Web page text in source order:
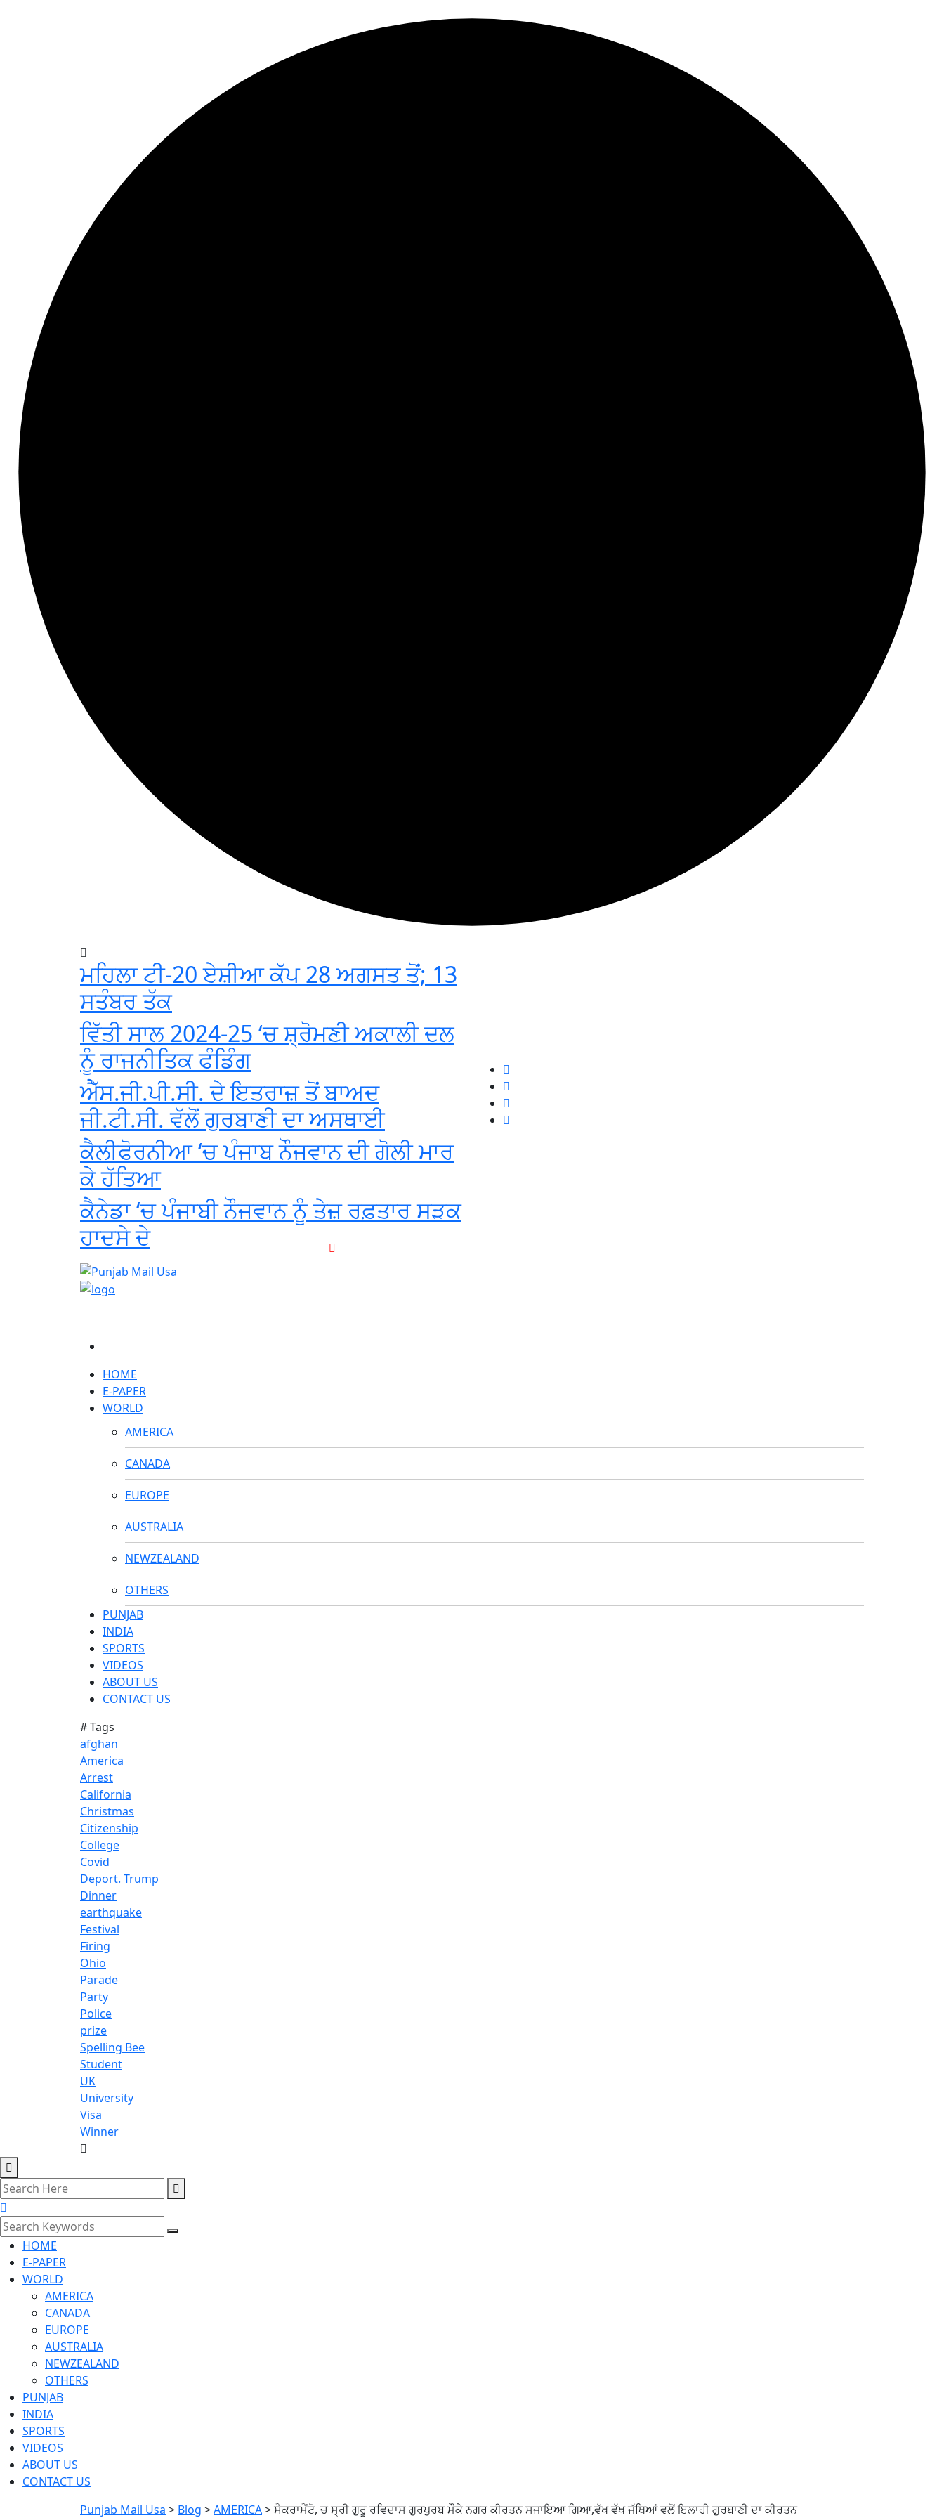
ਮਹਿਲਾ ਟੀ-20 ਏਸ਼ੀਆ ਕੱਪ 28 ਅਗਸਤ ਤੋਂ; 13
ਸਤੰਬਰ ਤੱਕ
ਵਿੱਤੀ ਸਾਲ 2024-25 ‘ਚ ਸ਼੍ਰੋਮਣੀ ਅਕਾਲੀ ਦਲ
ਨੂੰ ਰਾਜਨੀਤਿਕ ਫੰਡਿੰਗ
ਐੱਸ.ਜੀ.ਪੀ.ਸੀ. ਦੇ ਇਤਰਾਜ਼ ਤੋਂ ਬਾਅਦ
ਜੀ.ਟੀ.ਸੀ. ਵੱਲੋਂ ਗੁਰਬਾਣੀ ਦਾ ਅਸਥਾਈ
ਕੈਲੀਫੋਰਨੀਆ ‘ਚ ਪੰਜਾਬ ਨੌਜਵਾਨ ਦੀ ਗੋਲੀ ਮਾਰ
ਕੇ ਹੱਤਿਆ
ਕੈਨੇਡਾ ‘ਚ ਪੰਜਾਬੀ ਨੌਜਵਾਨ ਨੂੰ ਤੇਜ਼ ਰਫ਼ਤਾਰ ਸੜਕ
ਹਾਦਸੇ ਦੇ
HOME
E-PAPER
WORLD
AMERICA
CANADA
EUROPE
AUSTRALIA
NEWZEALAND
OTHERS
PUNJAB
INDIA
SPORTS
VIDEOS
ABOUT US
CONTACT US
# Tags
afghan
America
Arrest
California
Christmas
Citizenship
College
Covid
Deport. Trump
Dinner
earthquake
Festival
Firing
Ohio
Parade
Party
Police
prize
Spelling Bee
Student
UK
University
Visa
Winner
HOME
E-PAPER
WORLD
AMERICA
CANADA
EUROPE
AUSTRALIA
NEWZEALAND
OTHERS
PUNJAB
INDIA
SPORTS
VIDEOS
ABOUT US
CONTACT US
Punjab Mail Usa > Blog >AMERICA>ਸੈਕਰਾਮੈਂਟੋ, ਚ ਸ੍ਰੀ ਗੁਰੂ ਰਵਿਦਾਸ ਗੁਰਪੁਰਬ ਮੌਕੇ ਨਗਰ ਕੀਰਤਨ ਸਜਾਇਆ ਗਿਆ,ਵੱਖ ਵੱਖ ਜੱਥਿਆਂ ਵਲੋਂ ਇਲਾਹੀ ਗੁਰਬਾਣੀ ਦਾ ਕੀਰਤਨ